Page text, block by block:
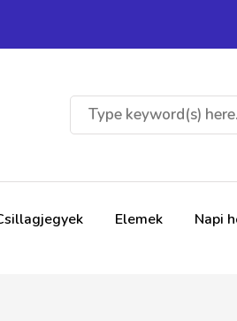
Elemek Napi